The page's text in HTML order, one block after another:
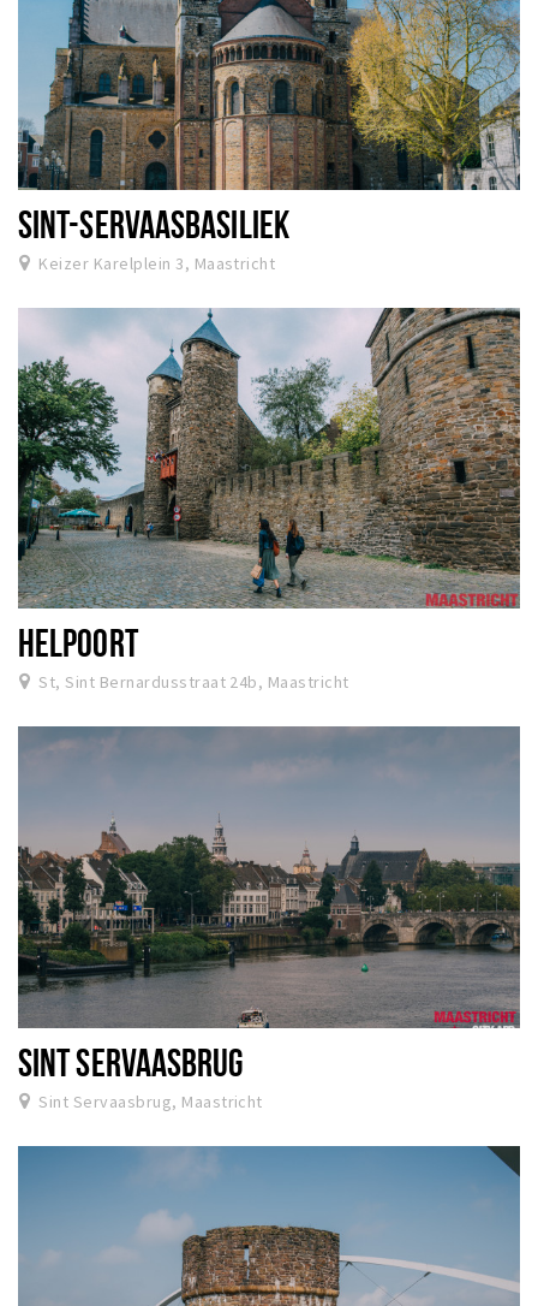
SINT-SERVAASBASILIEK
Keizer Karelplein 3, Maastricht
HELPOORT
St, Sint Bernardusstraat 24b, Maastricht
SINT SERVAASBRUG
Sint Servaasbrug, Maastricht